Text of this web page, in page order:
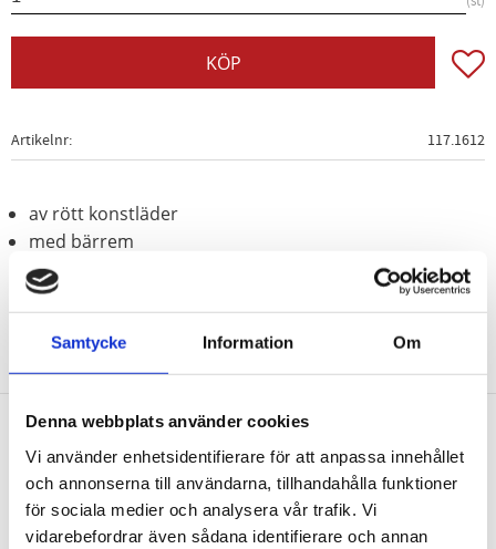
Samtycke Information Om
Denna webbplats använder cookies
Vi använder enhetsidentifierare för att anpassa innehållet
och annonserna till användarna, tillhandahålla funktioner
för sociala medier och analysera vår trafik. Vi
vidarebefordrar även sådana identifierare och annan
KÖP
Artikelnr 117.1612
av rött konstläder
med bärrem
Nyhetsbrev